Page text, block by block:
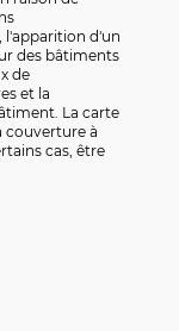
l'apparition d'un
des bâtiments
de
et la
La carte
couverture à
cas, être